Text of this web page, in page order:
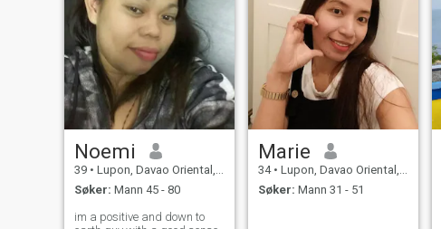
Noemi
39 • Lupon, Davao Oriental, Filippinene
Søker: Mann 45 - 80
im a positive and down to
Marie
34 • Lupon, Davao Oriental, Filippinene
Søker: Mann 31 - 51